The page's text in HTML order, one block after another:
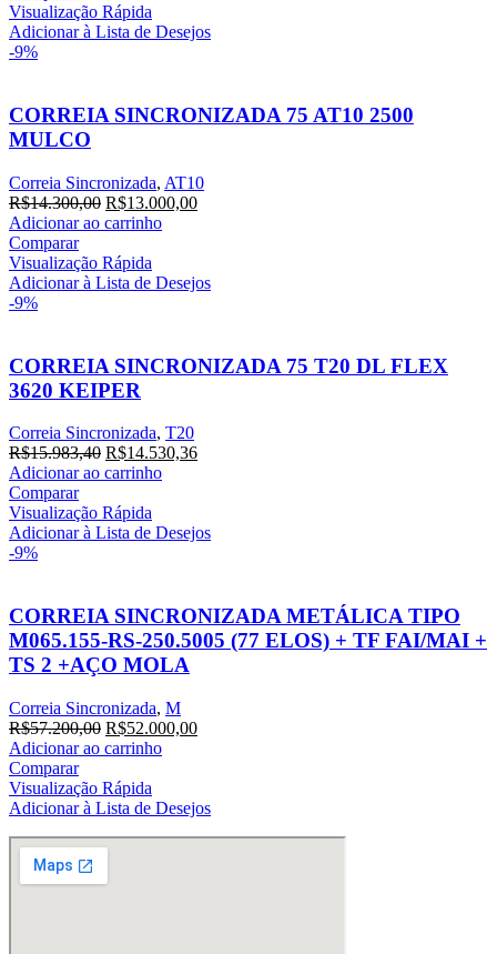
era:
R$13.090,00.R$11.900,00.
Visualização Rápida
Adicionar à Lista de Desejos
-9%
CORREIA SINCRONIZADA 75 AT10 2500
MULCO
Correia Sincronizada, AT10
R$14.300,00 O
preço
era:
R$14.300,00.
R$13.000,00O
R$13.000,00.
Adicionar ao carrinho
Comparar
Visualização Rápida
Adicionar à Lista de Desejos
-9%
CORREIA SINCRONIZADA 75 T20 DL FLEX
3620 KEIPER
Correia Sincronizada, T20
R$15.983,40 O
preço
era:
R$15.983,40.
R$14.530,36O
R$14.530,36.
Adicionar ao carrinho
Comparar
Visualização Rápida
Adicionar à Lista de Desejos
-9%
CORREIA SINCRONIZADA METÁLICA TIPO
M065.155-RS-250.5005 (77 ELOS) + TF FAI/MAI +
TS 2 +AÇO MOLA
Correia Sincronizada, M
R$57.200,00 O
preço
era:
R$57.200,00.
R$52.000,00O
R$52.000,00.
Adicionar ao carrinho
Comparar
Visualização Rápida
Adicionar à Lista de Desejos